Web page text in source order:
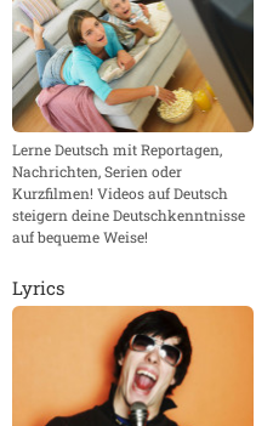
Lerne Deutsch mit Reportagen,
Nachrichten, Serien oder
Kurzfilmen! Videos auf Deutsch
steigern deine Deutschkenntnisse
auf bequeme Weise!
Lyrics